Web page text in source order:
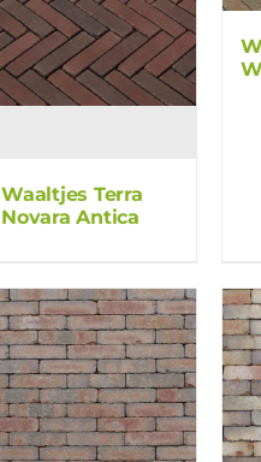
Waaltjes Terra
Novara Antica